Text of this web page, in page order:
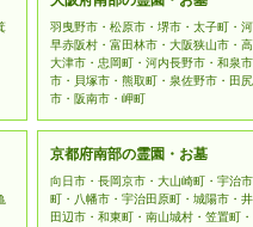
羽曳野市・松原市・堺市・太子町・
早赤阪村・富田林市・大阪狭山市・
大津市・忠岡町・河内長野市・和泉
市・貝塚市・熊取町・泉佐野市・田
市・阪南市・岬町
京都府南部の霊園・お墓
向日市・長岡京市・大山崎町・宇治
町・八幡市・宇治田原町・城陽市・
田辺市・和東町・南山城村・笠置町